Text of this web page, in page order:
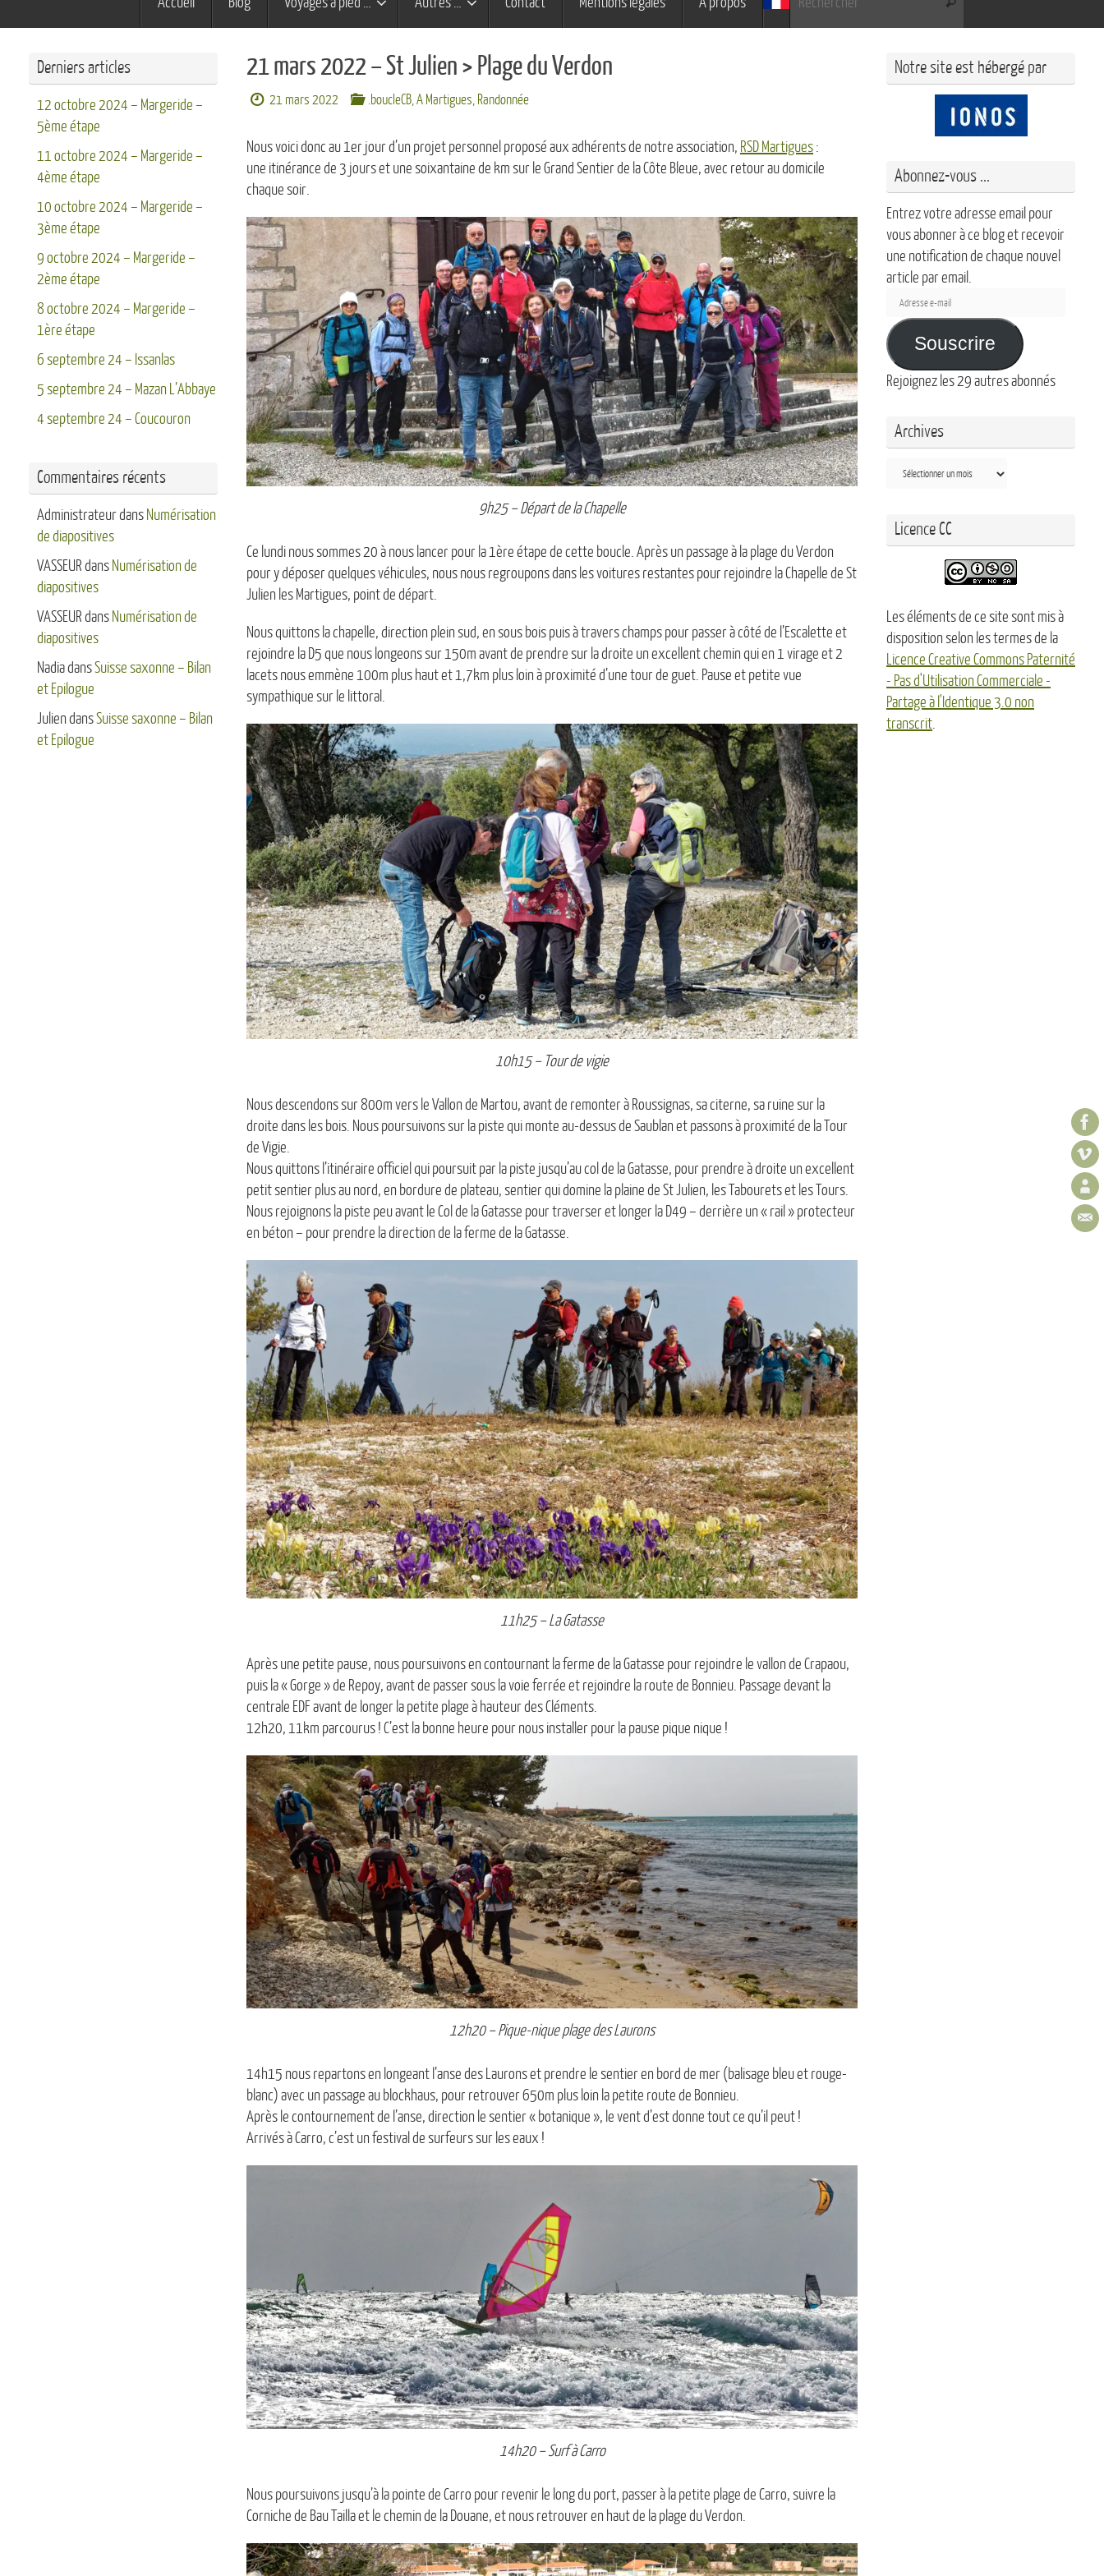
21 mars 2022 – St Julien > Plage du Verdon
21 mars 2022 .boucleCB,A Martigues, Randonnée
Nous voici donc au 1er jour d’un projet personnel proposé aux adhérents de notre association, RSD Martigues :
une itinérance de 3 jours et une soixantaine de km sur le Grand Sentier de la Côte Bleue, avec retour au domicile
chaque soir.
9h25 – Départ de la Chapelle
Ce lundi nous sommes 20 à nous lancer pour la 1ère étape de cette boucle. Après un passage à la plage du Verdon
pour y déposer quelques véhicules, nous nous regroupons dans les voitures restantes pour rejoindre la Chapelle de St
Julien les Martigues, point de départ.
Nous quittons la chapelle, direction plein sud, en sous bois puis à travers champs pour passer à côté de l’Escalette et
rejoindre la D5 que nous longeons sur 150m avant de prendre sur la droite un excellent chemin qui en 1 virage et 2
lacets nous emmène 100m plus haut et 1,7km plus loin à proximité d’une tour de guet. Pause et petite vue
sympathique sur le littoral.
10h15 – Tour de vigie
Nous descendons sur 800m vers le Vallon de Martou, avant de remonter à Roussignas, sa citerne, sa ruine sur la
droite dans les bois. Nous poursuivons sur la piste qui monte au-dessus de Saublan et passons à proximité de la Tour
de Vigie.
Nous quittons l’itinéraire officiel qui poursuit par la piste jusqu’au col de la Gatasse, pour prendre à droite un excellent
petit sentier plus au nord, en bordure de plateau, sentier qui domine la plaine de St Julien, les Tabourets et les Tours.
Nous rejoignons la piste peu avant le Col de la Gatasse pour traverser et longer la D49 – derrière un « rail » protecteur
en béton – pour prendre la direction de la ferme de la Gatasse.
11h25 – La Gatasse
Après une petite pause, nous poursuivons en contournant la ferme de la Gatasse pour rejoindre le vallon de Crapaou,
puis la « Gorge » de Repoy, avant de passer sous la voie ferrée et rejoindre la route de Bonnieu. Passage devant la
centrale EDF avant de longer la petite plage à hauteur des Cléments.
12h20, 11km parcourus ! C’est la bonne heure pour nous installer pour la pause pique nique !
12h20 – Pique-nique plage des Laurons
14h15 nous repartons en longeant l’anse des Laurons et prendre le sentier en bord de mer (balisage bleu et rouge-
blanc) avec un passage au blockhaus, pour retrouver 650m plus loin la petite route de Bonnieu.
Après le contournement de l’anse, direction le sentier « botanique », le vent d’est donne tout ce qu’il peut !
Arrivés à Carro, c’est un festival de surfeurs sur les eaux !
14h20 – Surf à Carro
Nous poursuivons jusqu’à la pointe de Carro pour revenir le long du port, passer à la petite plage de Carro, suivre la
Corniche de Bau Tailla et le chemin de la Douane, et nous retrouver en haut de la plage du Verdon.
Derniers articles
12 octobre 2024 – Margeride –
5ème étape
11 octobre 2024 – Margeride –
4ème étape
10 octobre 2024 – Margeride –
3ème étape
9 octobre 2024 – Margeride –
2ème étape
8 octobre 2024 – Margeride –
1ère étape
6 septembre 24 – Issanlas
5 septembre 24 – Mazan L’Abbaye
4 septembre 24 – Coucouron
Commentaires récents
Administrateurdans Numérisation
de diapositives
VASSEUR dans Numérisation de
diapositives
VASSEUR dans Numérisation de
diapositives
NadiadansSuisse saxonne – Bilan
et Epilogue
Julien dansSuisse saxonne – Bilan
et Epilogue
Notre site est hébergé par
Abonnez-vous ...
Entrez votre adresse email pour
vous abonner à ce blog et recevoir
une notification de chaque nouvel
article par email.
Adresse
e-
mail
Souscrire
Rejoignez les 29 autres abonnés
Archives
Archives
Licence CC
Les éléments de ce site sont mis à
disposition selon les termes de la
Licence Creative Commons Paternité
- Pas d'Utilisation Commerciale -
Partage à l'Identique 3.0 non
transcrit